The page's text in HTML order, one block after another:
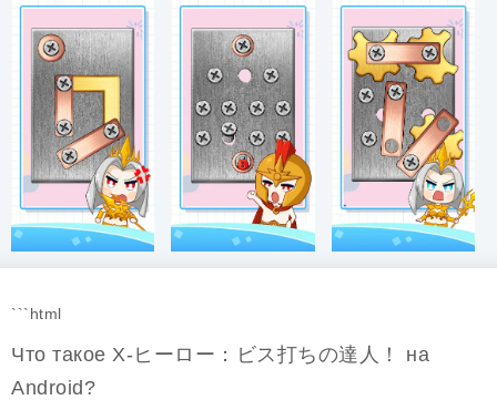
```html
Что такое X-ヒーロー：ビス打ちの達人！ на
Android?